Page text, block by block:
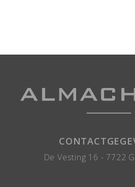
De Vesting 16 -7722